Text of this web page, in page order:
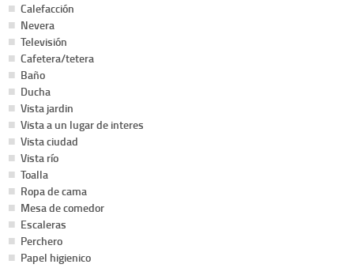
Calefacción
Nevera
Televisión
Cafetera/tetera
Baño
Ducha
Vista jardin
Vista a un lugar de interes
Vista ciudad
Vista río
Toalla
Ropa de cama
Mesa de comedor
Escaleras
Perchero
Papel higienico